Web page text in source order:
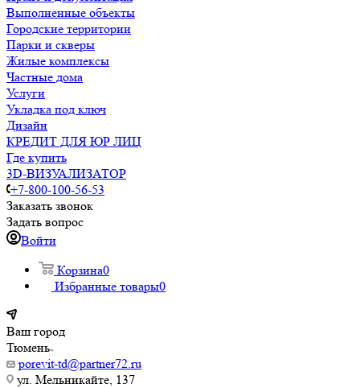
Выполненные объекты
Городские территории
Парки и скверы
Жилые комплексы
Частные дома
Услуги
Укладка под ключ
Дизайн
КРЕДИТ ДЛЯ ЮР ЛИЦ
Где купить
3D-ВИЗУАЛИЗАТОР
+7-800-100-56-53
Заказать звонок
Задать вопрос
Войти
Корзина0
Избранные товары0
Ваш город
Тюмень
porevit-td@partner72.ru
ул. Мельникайте, 137